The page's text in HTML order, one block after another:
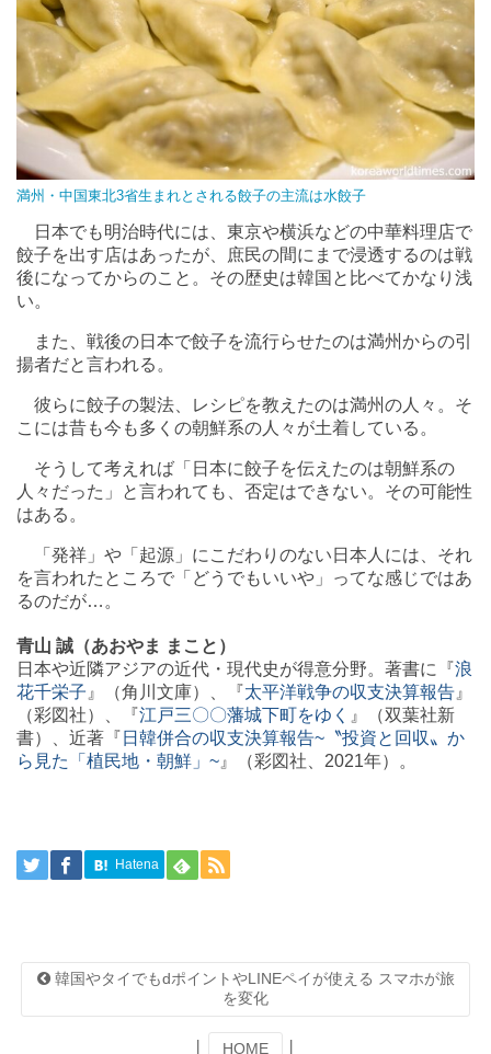
満州・中国東北3省生まれとされる餃子の主流は水餃子
日本でも明治時代には、東京や横浜などの中華料理店で
餃子を出す店はあったが、庶民の間にまで浸透するのは戦
後になってからのこと。その歴史は韓国と比べてかなり浅
い。
また、戦後の日本で餃子を流行らせたのは満州からの引
揚者だと言われる。
彼らに餃子の製法、レシピを教えたのは満州の人々。そ
こには昔も今も多くの朝鮮系の人々が土着している。
そうして考えれば「日本に餃子を伝えたのは朝鮮系の
人々だった」と言われても、否定はできない。その可能性
はある。
「発祥」や「起源」にこだわりのない日本人には、それ
を言われたところで「どうでもいいや」ってな感じではあ
るのだが…。
青山 誠（あおやま まこと）
日本や近隣アジアの近代・現代史が得意分野。著書に『浪
花千栄子 』（角川文庫）、『太平洋戦争の収支決算報告 』
（彩図社）、『江戸三〇〇藩城下町をゆく 』（双葉社新
書）、近著『 日韓併合の収支決算報告~〝投資と回収〟か
ら見た「植民地・朝鮮」~ 』（彩図社、2021年）。
Hatena
韓国やタイでもdポイントやLINEペイが使える スマホが旅
を変化
HOME